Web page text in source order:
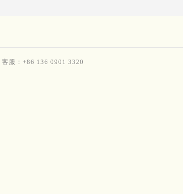
客服：+86 136 0901 3320